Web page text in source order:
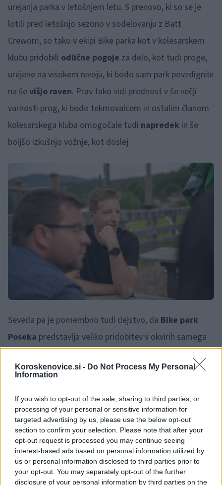
Koroskenovice.si - Do Not Process My Personal
Information
If you wish to opt-out of the sale, sharing to third parties, or
processing of your personal or sensitive information for
targeted advertising by us, please use the below opt-out
section to confirm your selection. Please note that after your
opt-out request is processed you may continue seeing
interest-based ads based on personal information utilized by
us or personal information disclosed to third parties prior to
your opt-out. You may separately opt-out of the further
disclosure of your personal information by third parties on the
urejanja parka v letošnjem letu. S prenovo, ki so se je
lotili pred letošnjo sezono v sodelovanju z Batt
Crewom, so tako v ekipi Bike parka kot v kolesarskem
klubu pridobili odlične pogoje za delo, kot tudi proge,
urejene na visokem nivoju, ki bodo sam park povzdignile
na ševišjo raven. Prav tako vidi prednost v še večji
varnosti prog, ki bodo tekmovalcem in ostalim članom
kolesarskega kluba omogočale tudi napredek in še
boljšo izkušnjo vožnje, kot doslej.
Seveda pa je pomembno tudi dejstvo, da Bike park
Poseka predstavlja veliko pridobitev v okvirih samega
Koroškem.Saša Jelenje prepričana, da bodo v
produktov, ki jih bodo promovirali preko portala Visit
Ravne. Tukaj izpostavlja tako enodnevne, dvodnevne
izlete, izjemno priljubljen kamp Vida Peršaka, z vsemi
aktivnostmi bodo pridobili tudi družine, ki želijo
preživljati aktivne počitnice v naravi. Povezujejo se tako